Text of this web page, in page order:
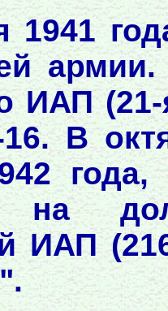
1941
ИАП
В
на
ИАП